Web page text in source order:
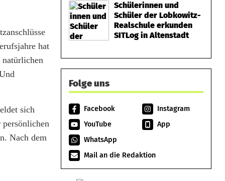
hat
natürlichen
sich
Nach dem
Schülerinnen und
Schüler der Lobkowitz-
Realschule erkunden
SITLog in Altenstadt
Folge uns
Facebook
Instagram
YouTube
App
WhatsApp
Mail an die Redaktion